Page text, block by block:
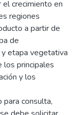
crecimiento en
regiones
a partir de
de
etapa vegetativa
los principales
y los
consulta,